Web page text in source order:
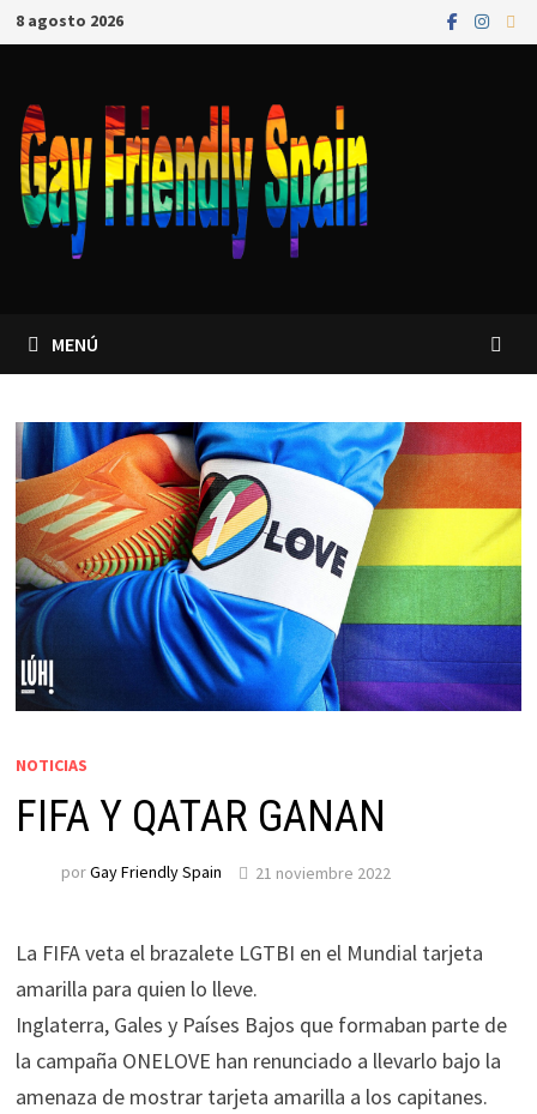
8 agosto 2026
MENÚ
NOTICIAS
FIFA Y QATAR GANAN
porGay Friendly Spain 21 noviembre 2022
La FIFA veta el brazalete LGTBI en el Mundial tarjeta
amarilla para quien lo lleve.
Inglaterra, Gales y Países Bajos que formaban parte de
la campaña ONELOVE han renunciado a llevarlo bajo la
amenaza de mostrar tarjeta amarilla a los capitanes.